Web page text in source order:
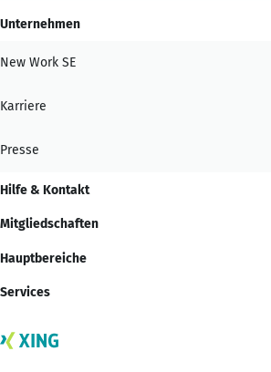
Unternehmen
New Work SE
Karriere
Presse
Hilfe & Kontakt
Mitgliedschaften
Hauptbereiche
Services